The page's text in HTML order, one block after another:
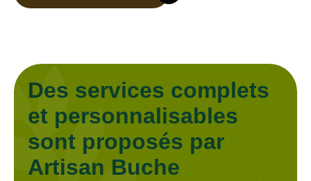
Des services complets
et personnalisables
sont proposés par
Artisan Buche